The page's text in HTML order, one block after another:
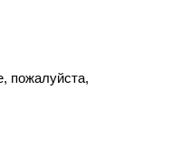
пожалуйста,